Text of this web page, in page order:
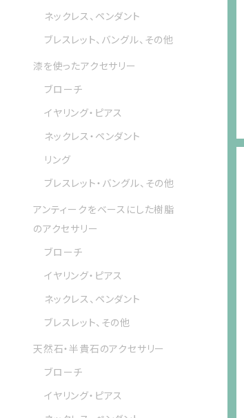
ネックレス、ペンダント
ブレスレット、バングル、その他
漆を使ったアクセサリー
ブローチ
イヤリング・ピアス
ネックレス・ペンダント
リング
ブレスレット・バングル、その他
アンティークをベースにした樹脂
のアクセサリー
ブローチ
イヤリング・ピアス
ネックレス、ペンダント
ブレスレット、その他
天然石・半貴石のアクセサリー
ブローチ
イヤリング・ピアス